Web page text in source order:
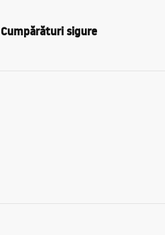
Cumpărături sigure